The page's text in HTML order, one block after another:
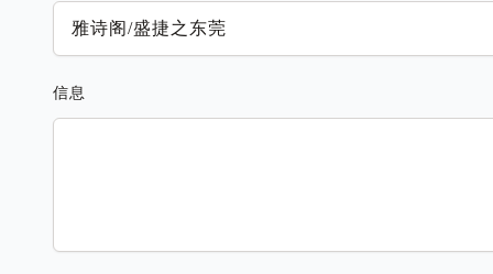
信息